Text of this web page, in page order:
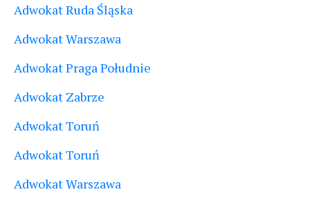
Adwokat Ruda Śląska
Adwokat Warszawa
Adwokat Praga Południe
Adwokat Zabrze
Adwokat Toruń
Adwokat Toruń
Adwokat Warszawa